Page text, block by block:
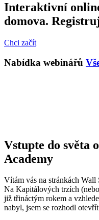
Interaktivní
domova.
Chci začít
Nabídka webinářů
Vstupte do světa
Academy
Vítám vás na stránkách Wall
Na Kapitálových trzích
již třináctým rokem a
nabyl, jsem se rozhodl